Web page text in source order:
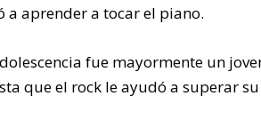
a aprender a tocar el piano.
fue mayormente un
que el rock le ayudó a superar